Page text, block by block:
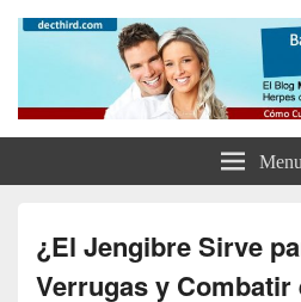
Como Curar el
Humano y el
Natural y
Como Tratar el VPH, el Herpes y Eliminar
Menu
¿El Jengibre Sirve
Verrugas y Combatir